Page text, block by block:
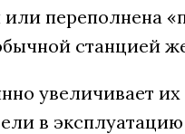
или переполнена
станцией
увеличивает их
в